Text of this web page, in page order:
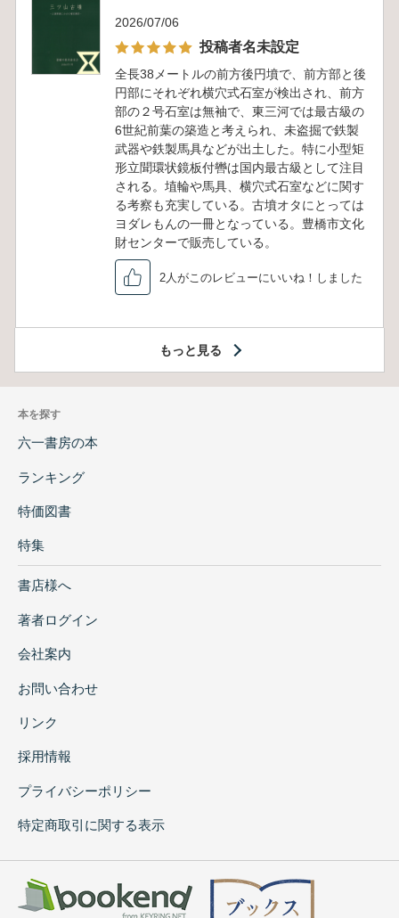
2026/07/06
投稿者名未設定
全長38メートルの前方後円墳で、前方部と後
円部にそれぞれ横穴式石室が検出され、前方
部の２号石室は無袖で、東三河では最古級の
6世紀前葉の築造と考えられ、未盗掘で鉄製
武器や鉄製馬具などが出土した。特に小型矩
形立聞環状鏡板付轡は国内最古級として注目
される。埴輪や馬具、横穴式石室などに関す
る考察も充実している。古墳オタにとっては
ヨダレもんの一冊となっている。豊橋市文化
財センターで販売している。
2人がこのレビューにいいね！しました
もっと見る
本を探す
六一書房の本
ランキング
特価図書
特集
書店様へ
著者ログイン
会社案内
お問い合わせ
リンク
採用情報
プライバシーポリシー
特定商取引に関する表示